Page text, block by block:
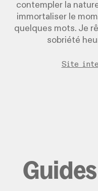
contempler la
immortaliser le
quelques mots. Je
sobriété
Site